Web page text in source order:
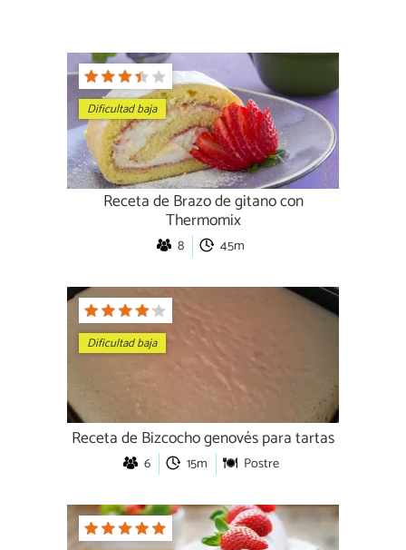
Dificultad baja
Receta de Brazo de gitano con
Thermomix
8 45m
Dificultad baja
Receta de Bizcocho genovés para tartas
6 15m Postre